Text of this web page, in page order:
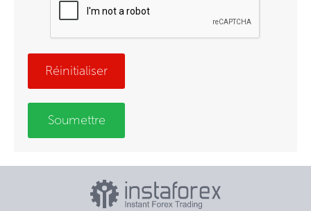
Réinitialiser
Soumettre